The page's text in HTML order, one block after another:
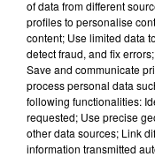
de
of data from different
profiles to personalise
content; Use limited data
detect fraud, and fix
Save and communicate
process personal data
following functionalities:
requested; Use precise
other data sources; Link
information transmitted